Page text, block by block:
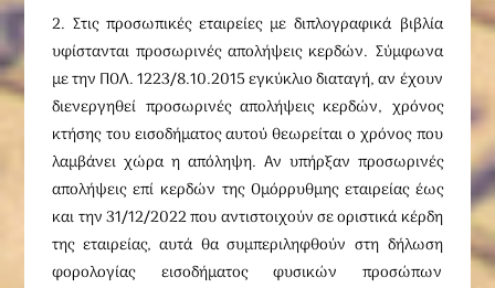
2. Στις προσωπικές εταιρείες με διπλογραφικά βιβλία
υφίστανται προσωρινές απολήψεις κερδών. Σύμφωνα
με την ΠΟΛ. 1223/8.10.2015 εγκύκλιο διαταγή, αν έχουν
διενεργηθεί προσωρινές απολήψεις κερδών, χρόνος
κτήσης του εισοδήματος αυτού θεωρείται ο χρόνος που
λαμβάνει χώρα η απόληψη. Αν υπήρξαν προσωρινές
απολήψεις επί κερδών της Ομόρρυθμης εταιρείας έως
και την 31/12/2022 που αντιστοιχούν σε οριστικά κέρδη
της εταιρείας, αυτά θα συμπεριληφθούν στη δήλωση
φορολογίας εισοδήματος φυσικών προσώπων